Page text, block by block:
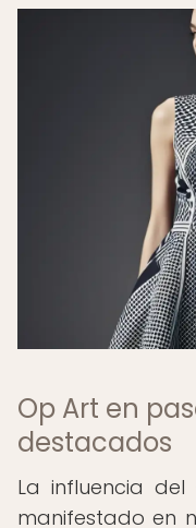
Op Art en
destacados
La influencia
manifestado en